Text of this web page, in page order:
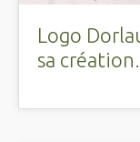
Logo
sa